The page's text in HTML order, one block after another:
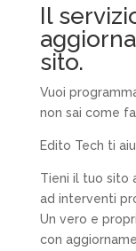
Il
sito.
Vuoi
non sai come
Edito Tech ti
Tieni il tuo sito
ad interventi
Un vero e
con